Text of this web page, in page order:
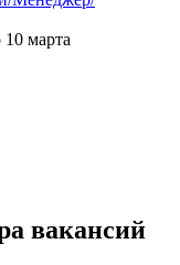
10 марта
вакансий